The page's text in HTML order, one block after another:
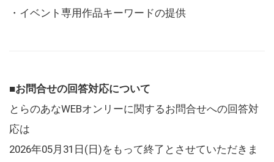
・イベント専用作品キーワードの提供
■お問合せの回答対応について
とらのあなWEBオンリーに関するお問合せへの回答対
応は
2026年05月31日(日)をもって終了とさせていただきま